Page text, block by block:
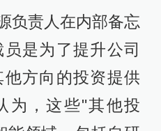
负责人在内部备忘
是为了提升公司
方向的投资提供
为，这些"其他投